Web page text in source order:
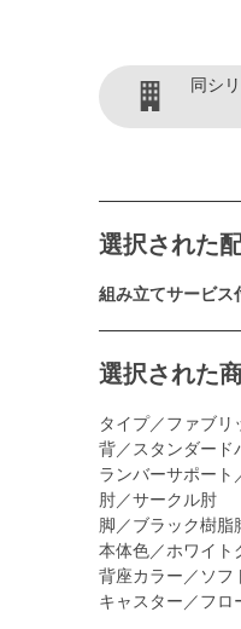
同シ
選択された
組み立てサービ
選択された
タイプ／ファブリ
背／スタンダード
ランバーサポート
肘／サークル肘
脚／ブラック樹脂
本体色／ホワイト
背座カラー／ソフ
キャスター／フロ